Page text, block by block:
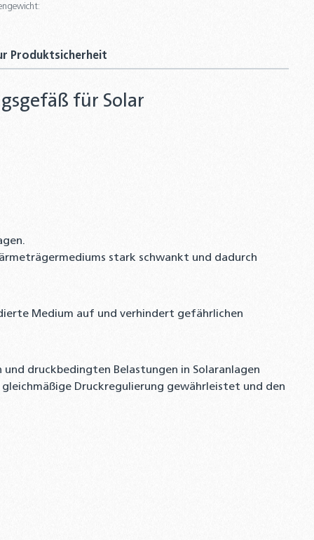
mit Ablasshahn
Vordruck Prüfgerät max. 7 bar, Manometer,
Produktsicherheit
für Solar
stark schwankt und dadurch
Medium auf und verhindert gefährlichen
druckbedingten Belastungen in Solaranlagen
Druckregulierung gewährleistet und den